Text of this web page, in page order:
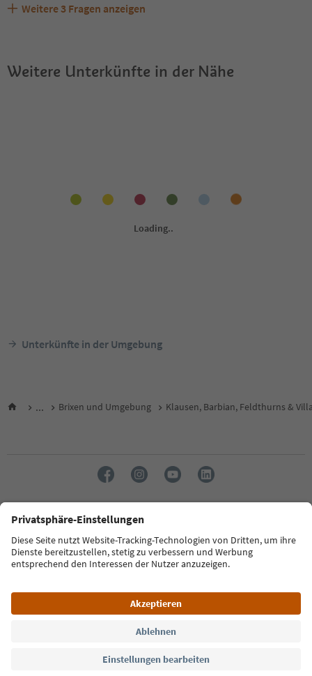
Sind Haustiere in der Unterkunft Ansitz Steinbock
Welche Services bietet Ansitz Steinbock?
Erhalten die Gäste von Ansitz Steinbock einen Südtirol
Weitere 3 Fragen anzeigen
Weitere Unterkünfte in der Nähe
Unterkünfte in der Umgebung
... Brixen und Umgebung Klausen, Barbian, Feldthurns &
Sprache: Deutsch
FAQ Kontakt Presse MICE Datenschutzerklärung
Zugänglichkeitserklärung